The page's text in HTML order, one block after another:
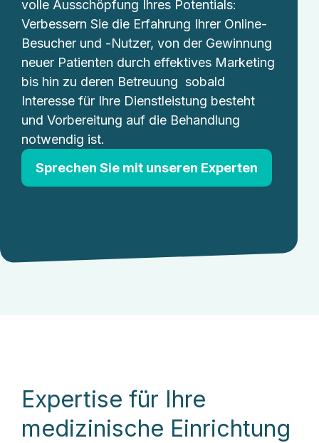
volle Ausschöpfung Ihres Potentials:
Verbessern Sie die Erfahrung Ihrer Online-
Besucher und -Nutzer, von der Gewinnung
neuer Patienten durch effektives Marketing
bis hin zu deren Betreuung sobald
Interesse für Ihre Dienstleistung besteht
und Vorbereitung auf die Behandlung
notwendig ist.
Sprechen Sie mit unseren Experten
Expertise für Ihre
medizinische Einrichtung